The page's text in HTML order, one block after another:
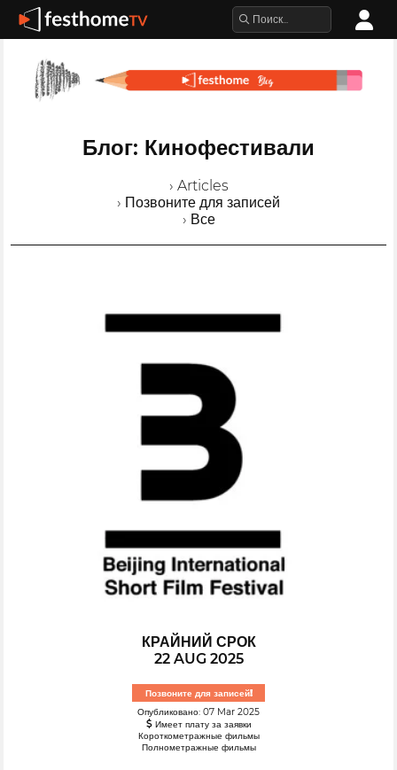
Блог: Кинофестивали
› Articles
› Позвоните для записей
› Все
КРАЙНИЙ СРОК
22 AUG 2025
Позвоните для записей!
Опубликовано: 07 Mar 2025
Имеет плату за заявки
Короткометражные фильмы
Полнометражные фильмы